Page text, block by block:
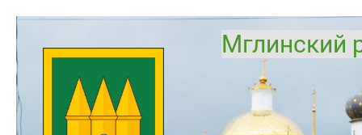
Мглинский